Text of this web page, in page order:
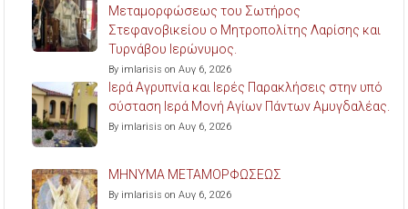
Μεταμορφώσεως του Σωτήρος
Στεφανοβικείου ο Μητροπολίτης Λαρίσης και
Τυρνάβου Ιερώνυμος.
By imlarisis on Αυγ 6, 2026
Ιερά Αγρυπνία και Ιερές Παρακλήσεις στην υπό
σύσταση Ιερά Μονή Αγίων Πάντων Αμυγδαλέας.
By imlarisis on Αυγ 6, 2026
ΜΗΝΥΜΑ ΜΕΤΑΜΟΡΦΩΣΕΩΣ
By imlarisis on Αυγ 6, 2026